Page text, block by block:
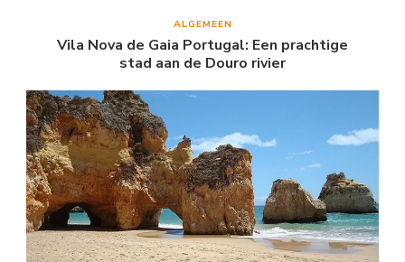
ALGEMEEN
Vila Nova de Gaia Portugal: Een prachtige
stad aan de Douro rivier